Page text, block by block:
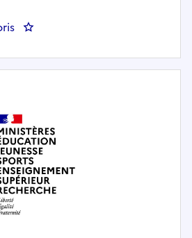
: Gestionnaire carrière et paie H/